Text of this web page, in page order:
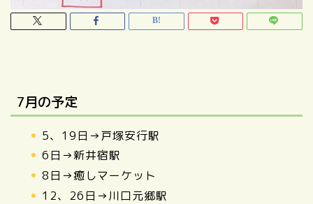
7月の予定
5、19日→戸塚安行駅
6日→新井宿駅
8日→癒しマーケット
12、26日→川口元郷駅